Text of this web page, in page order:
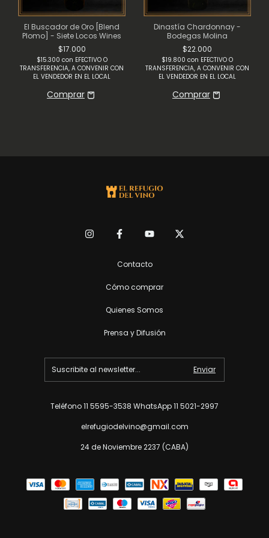
El Buscador de Oro [Blend
Plomo] - Siete Locos Wines
$17.000
$15.300 con EFECTIVO O
TRANSFERENCIA, A CONVENIR CON
EL VENDEDOR EN EL LOCAL
Dinastía Chardonnay -
Bodegas Molina
$22.000
$19.800 con EFECTIVO O
TRANSFERENCIA, A CONVENIR CON
EL VENDEDOR EN EL LOCAL
Contacto
Cómo comprar
Quienes Somos
Prensa y Difusión
Teléfono 11 5595-3538 WhatsApp 11 5021-2997
elrefugiodelvino@gmail.com
24 de Noviembre 2237 (CABA)